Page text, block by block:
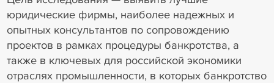
юридические фирмы, наиболее надежных и
опытных консультантов по сопровождению
проектов в рамках процедуры банкротства, а
также в ключевых для российской экономики
отраслях промышленности, в которых банкротство